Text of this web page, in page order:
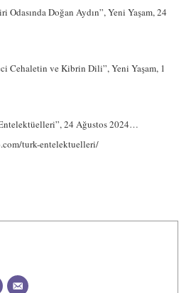
Odasında Doğan Aydın”, Yeni Yaşam, 24
Cehaletin ve Kibrin Dili”, Yeni Yaşam, 1
24 Ağustos 2024…
turk-entelektuelleri/